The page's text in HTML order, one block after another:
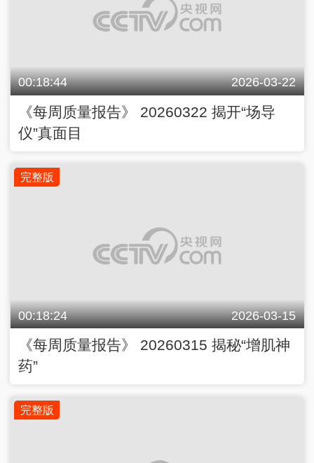
00:18:44 2026-03-22
《每周质量报告》 20260322 揭开“场导
仪”真面目
完整版
00:18:24 2026-03-15
《每周质量报告》 20260315 揭秘“增肌神
药”
完整版